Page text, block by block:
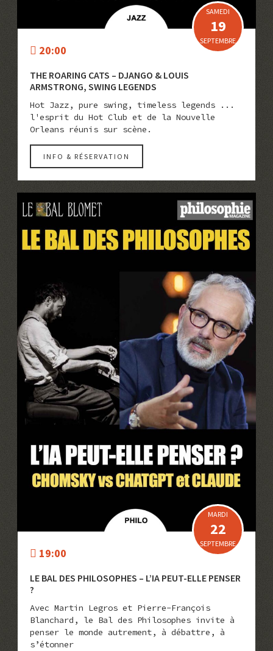
SAMEDI
19
SEPTEMBRE
20:00
THE ROARING CATS – DJANGO & LOUIS
ARMSTRONG, SWING LEGENDS
Hot Jazz, pure swing, timeless legends ...
l'esprit du Hot Club et de la Nouvelle
Orleans réunis sur scène.
INFO & RÉSERVATION
MARDI
22
SEPTEMBRE
19:00
LE BAL DES PHILOSOPHES – L’IA PEUT-ELLE PENSER
?
Avec Martin Legros et Pierre-François
Blanchard, le Bal des Philosophes invite à
penser le monde autrement, à débattre, à
s’étonner